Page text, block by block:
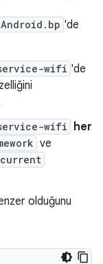
'de
wifi 'de
wifi
her
ve
olduğunu